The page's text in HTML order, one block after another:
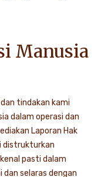
Manusia
tindakan kami
dalam operasi dan
Laporan Hak
distrukturkan
pasti dalam
dan selaras dengan